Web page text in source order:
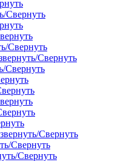
Свернуть
Свернуть
Свернуть
Свернуть
Свернуть
Свернуть
Свернуть